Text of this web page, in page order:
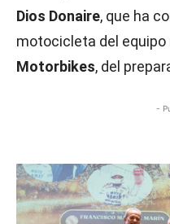
Dios Donaire, que ha
motocicleta del equipo
Motorbikes, del
-